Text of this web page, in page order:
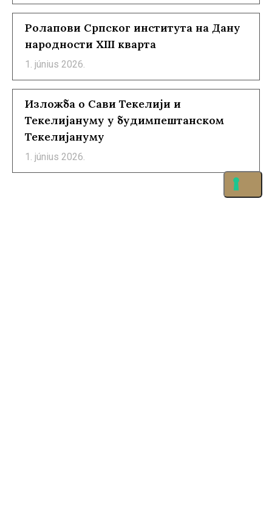
Ролапови Српског института на Дану
народности XIII кварта
1. június 2026.
Изложба о Сави Текелији и
Текелијануму у будимпештанском
Текелијануму
1. június 2026.